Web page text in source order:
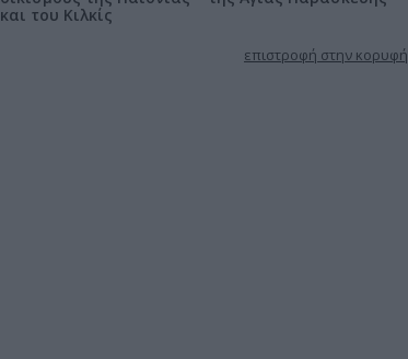
και του Κιλκίς
επιστροφή στην κορυφή